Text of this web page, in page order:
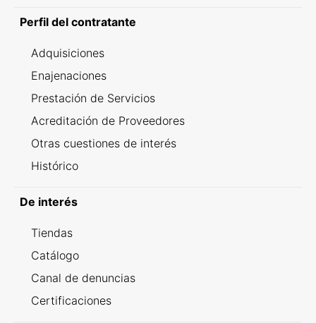
Perfil del contratante
Adquisiciones
Enajenaciones
Prestación de Servicios
Acreditación de Proveedores
Otras cuestiones de interés
Histórico
De interés
Tiendas
Catálogo
Canal de denuncias
Certificaciones